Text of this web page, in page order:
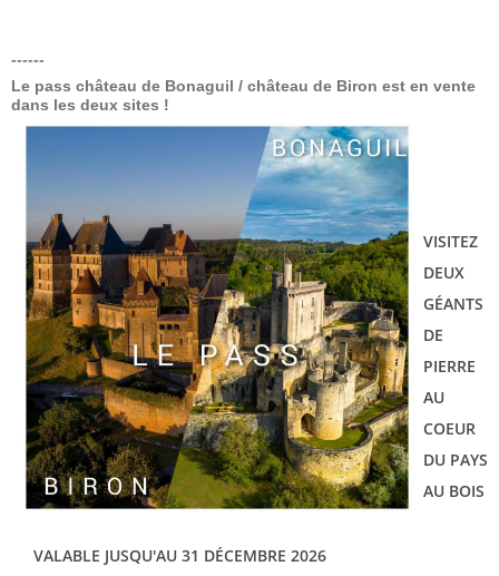
------
Le pass château de Bonaguil / château de Biron est en vente
dans les deux sites !
VISITEZ
DEUX
GÉANTS
DE
PIERRE
AU
COEUR
DU PAYS
AU BOIS
VALABLE JUSQU'AU 31 DÉCEMBRE 2026